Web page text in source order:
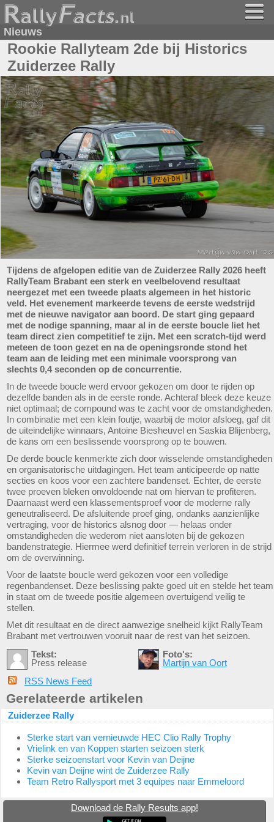
Nieuws
Rookie Rallyteam 2de bij Historics
Zuiderzee Rally
Tijdens de afgelopen editie van de Zuiderzee Rally 2026 heeft
RallyTeam Brabant een sterk en veelbelovend resultaat
neergezet met een tweede plaats algemeen in het historic
veld. Het evenement markeerde tevens de eerste wedstrijd
met de nieuwe navigator aan boord. De start ging gepaard
met de nodige spanning, maar al in de eerste boucle liet het
team direct zien competitief te zijn. Met een scratch-tijd werd
meteen de toon gezet en na de openingsronde stond het
team aan de leiding met een minimale voorsprong van
slechts 0,4 seconden op de concurrentie.
In de tweede boucle werd ervoor gekozen om door te rijden op
dezelfde banden als in de eerste ronde. Achteraf bleek deze keuze
niet optimaal; de compound was te zacht voor de omstandigheden.
In combinatie met een klein foutje, waarbij de motor afsloeg, gaf dit
de uiteindelijke winnaars, Antoine Biesheuvel en Saskia Blijenberg,
de kans om een beslissende voorsprong op te bouwen.
De derde boucle kenmerkte zich door wisselende omstandigheden
en organisatorische uitdagingen. Het team anticipeerde op natte
secties en koos voor een zachtere bandenset. Echter, de eerste
twee proeven bleken onvoldoende nat om hiervan te profiteren.
Daarnaast werd een klassementsproef voor de moderne rally
geneutraliseerd. De afsluitende proef ging, ondanks aanzienlijke
vertraging, voor de historics alsnog door — helaas onder
omstandigheden die wederom niet aansloten bij de gekozen
bandenstrategie. Hiermee werd definitief terrein verloren in de strijd
om de overwinning.
Voor de laatste boucle werd gekozen voor een volledige
regenbandenset. Deze beslissing pakte goed uit en stelde het team
in staat om de tweede positie algemeen overtuigend veilig te
stellen.
Met dit resultaat en de direct aanwezige snelheid kijkt RallyTeam
Brabant met vertrouwen vooruit naar de rest van het seizoen.
Tekst:
Press release
Foto's:
Martijn van Oort
RSS News Feed
Gerelateerde artikelen
Zuiderzee Rally
Sterke start van vernieuwde HEC Clio Rally Trophy
Vrielink en van Koppen starten seizoen sterk
Sterke seizoenstart voor Kevin van Deijne
Kevin van Deijne wint de Zuiderzee Rally
Team Retro Rallysport met 3 equipes naar Emmeloord
Download de Rally Results app!